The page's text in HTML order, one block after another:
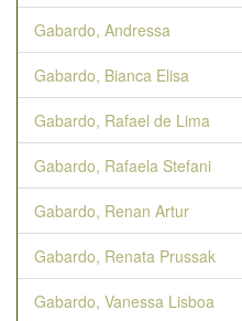
Gabardo, Andressa
Gabardo, Bianca Elisa
Gabardo, Rafael de Lima
Gabardo, Rafaela Stefani
Gabardo, Renan Artur
Gabardo, Renata Prussak
Gabardo, Vanessa Lisboa